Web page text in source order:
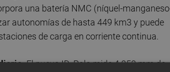
una batería NMC (níquel-
autonomías de hasta 449 km3 y puede
de carga en corriente continua.
. El nuevo ID. Polo mide 4.053 mm de